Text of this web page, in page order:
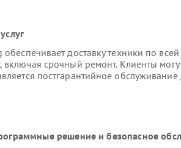
доставку техники по
срочный ремонт. Клиенты
постгарантийное
решение и безопасное